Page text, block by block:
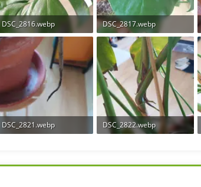
DSC_2816.webp
256,1 KB · Aufrufe: 127
DSC_2817.webp
206,6 KB · Aufrufe: 151
DSC_2821.webp
DSC_2822.webp